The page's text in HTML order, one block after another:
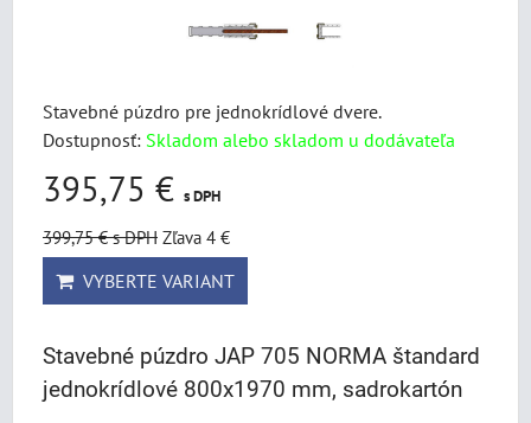
Stavebné púzdro pre jednokrídlové dvere.
Dostupnosť: Skladom alebo skladom u dodávateľa
395,75 € s DPH
399,75 €s DPH Zľava 4 €
VYBERTE VARIANT
Stavebné púzdro JAP 705 NORMA štandard
jednokrídlové 800x1970 mm, sadrokartón